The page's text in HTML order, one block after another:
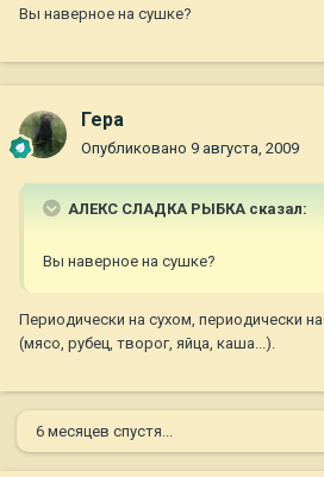
Вы наверное на сушке?
Гера
Опубликовано 9 августа, 2009
АЛЕКС СЛАДКА РЫБКА сказал:
Вы наверное на сушке?
Периодически на сухом, периодически
(мясо, рубец, творог, яйца, каша...).
6 месяцев спустя...